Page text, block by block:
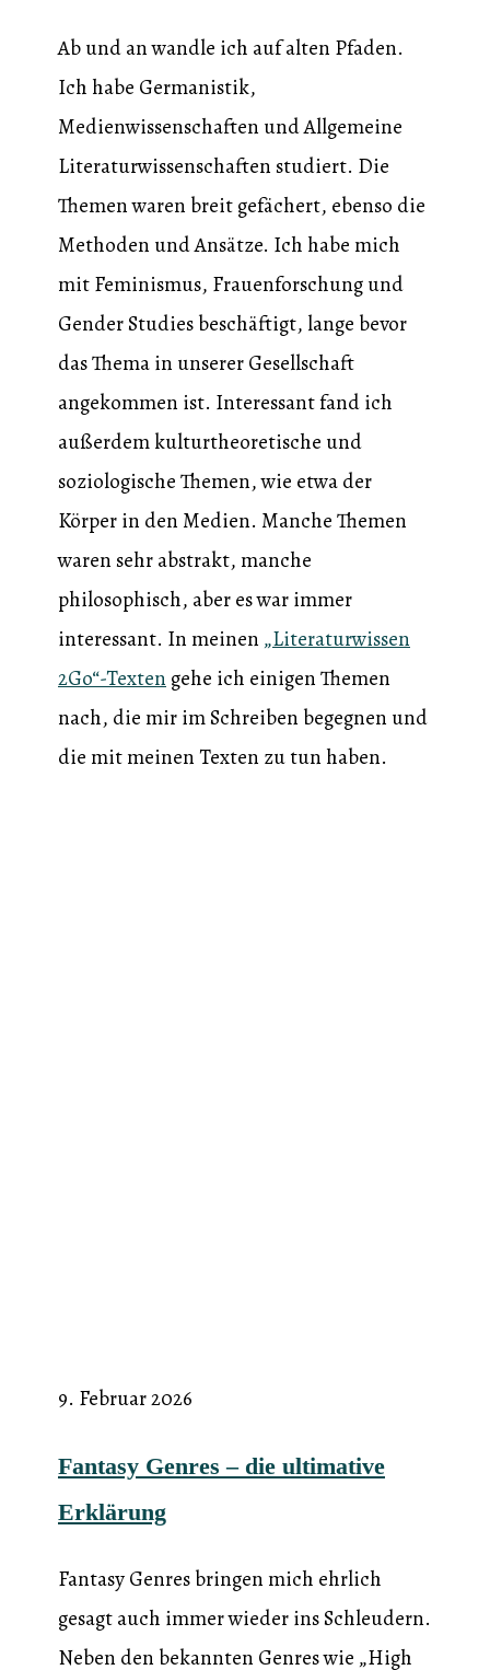
Ab und an wandle ich auf alten Pfaden.
Ich habe Germanistik,
Medienwissenschaften und Allgemeine
Literaturwissenschaften studiert. Die
Themen waren breit gefächert, ebenso die
Methoden und Ansätze. Ich habe mich
mit Feminismus, Frauenforschung und
Gender Studies beschäftigt, lange bevor
das Thema in unserer Gesellschaft
angekommen ist. Interessant fand ich
außerdem kulturtheoretische und
soziologische Themen, wie etwa der
Körper in den Medien. Manche Themen
waren sehr abstrakt, manche
philosophisch, aber es war immer
interessant. In meinen „Literaturwissen
2Go“-Textengehe ich einigen Themen
nach, die mir im Schreiben begegnen und
die mit meinen Texten zu tun haben.
9. Februar 2026
Fantasy Genres – die ultimative
Erklärung
Fantasy Genres bringen mich ehrlich
gesagt auch immer wieder ins Schleudern.
Neben den bekannten Genres wie „High